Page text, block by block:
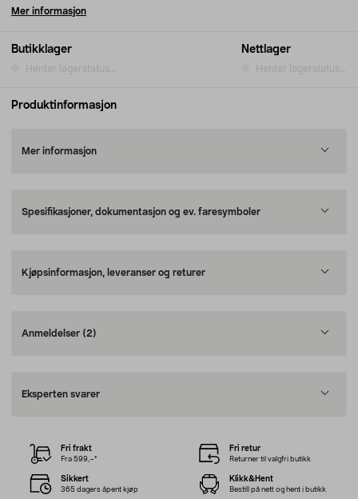
Butikklager
Henter lagerstatus...
Nettlager
Henter lagerstatus...
Mer informasjon
Produktinformasjon
Mer informasjon
Spesifikasjoner, dokumentasjon og ev. faresymboler
Kjøpsinformasjon, leveranser og returer
Anmeldelser (2)
Eksperten svarer
Fri frakt
Fra 599,–*
Fri retur
Returner til valgfri butikk
Sikkert
365 dagers åpent kjøp
Klikk&Hent
Bestill på nett og hent i butikk